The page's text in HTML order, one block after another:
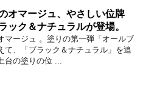
オマージュ、やさしい位牌
ック＆ナチュラルが登場。
マージュ 。塗りの第一弾「オールブ
て、「ブラック＆ナチュラル」を追
台の塗りの位 ...